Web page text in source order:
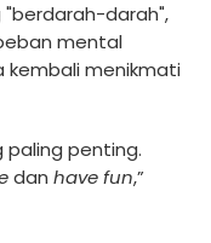
darah",
mental
kembali menikmati
paling penting.
dan have fun,”